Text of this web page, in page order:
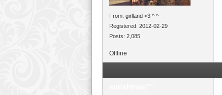
From: girlland <3 ^ ^
Registered: 2012-02-29
Posts: 2,085
Offline